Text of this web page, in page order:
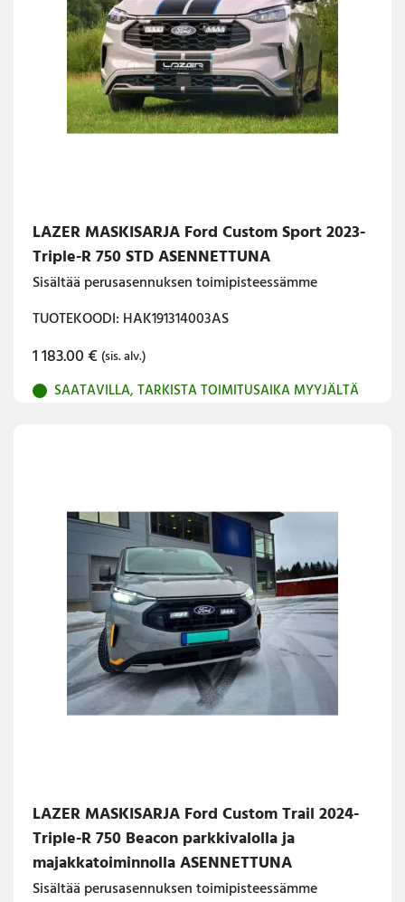
LAZER MASKISARJA Ford Custom Sport 2023-
Triple-R 750 STD ASENNETTUNA
Sisältää perusasennuksen toimipisteessämme
TUOTEKOODI: HAK191314003AS
1 183.00€ (sis. alv.)
SAATAVILLA, TARKISTA TOIMITUSAIKA MYYJÄLTÄ
LAZER MASKISARJA Ford Custom Trail 2024-
Triple-R 750 Beacon parkkivalolla ja
majakkatoiminnolla ASENNETTUNA
Sisältää perusasennuksen toimipisteessämme